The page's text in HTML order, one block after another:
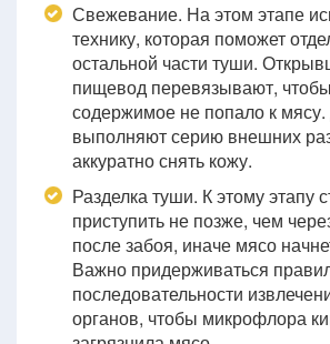
Свежевание. На этом этапе
технику, которая поможет
остальной части туши.
пищевод перевязывают,
содержимое не попало к
выполняют серию внешних
аккуратно снять кожу.
Разделка туши. К этому этапу
приступить не позже, чем
после забоя, иначе мясо
Важно придерживаться
последовательности
органов, чтобы микрофлора